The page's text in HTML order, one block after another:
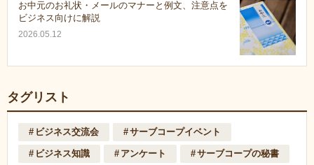
お中元のお礼状・メールのマナーと例文、注意点を
ビジネス向けに解説
2026.05.12
タグリスト
ビジネス交流会 サーブコープイベント
ビジネス知識 アンケート サーブコープの秘書